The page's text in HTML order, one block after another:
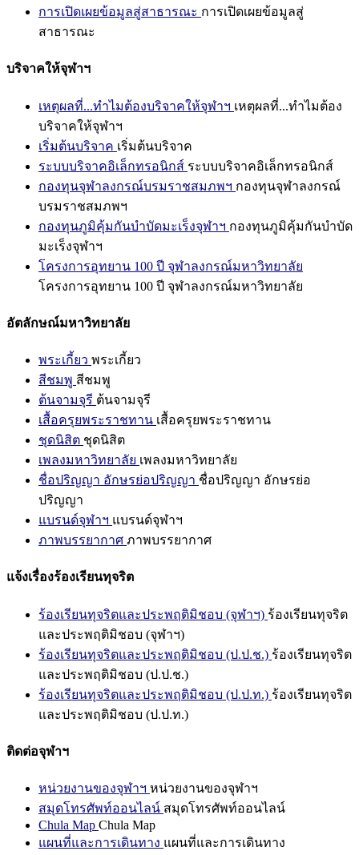
การเปิดเผยข้อมูลสู่สาธารณะ การเปิดเผยข้อมูลสู่
สาธารณะ
บริจาคให้จุฬาฯ
เหตุผลที่...ทำไมต้องบริจาคให้จุฬาฯ เหตุผลที่...ทำไมต้อง
บริจาคให้จุฬาฯ
เริ่มต้นบริจาค เริ่มต้นบริจาค
ระบบบริจาคอิเล็กทรอนิกส์ ระบบบริจาคอิเล็กทรอนิกส์
กองทุนจุฬาลงกรณ์บรมราชสมภพฯ กองทุนจุฬาลงกรณ์
บรมราชสมภพฯ
กองทุนภูมิคุ้มกันบำบัดมะเร็งจุฬาฯ กองทุนภูมิคุ้มกันบำบัด
มะเร็งจุฬาฯ
โครงการอุทยาน 100 ปี จุฬาลงกรณ์มหาวิทยาลัย
โครงการอุทยาน 100 ปี จุฬาลงกรณ์มหาวิทยาลัย
อัตลักษณ์มหาวิทยาลัย
พระเกี้ยว พระเกี้ยว
สีชมพู สีชมพู
ต้นจามจุรี ต้นจามจุรี
เสื้อครุยพระราชทาน เสื้อครุยพระราชทาน
ชุดนิสิต ชุดนิสิต
เพลงมหาวิทยาลัย เพลงมหาวิทยาลัย
ชื่อปริญญา อักษรย่อปริญญา ชื่อปริญญา อักษรย่อ
ปริญญา
แบรนด์จุฬาฯ แบรนด์จุฬาฯ
ภาพบรรยากาศ ภาพบรรยากาศ
แจ้งเรื่องร้องเรียนทุจริต
ร้องเรียนทุจริตและประพฤติมิชอบ (จุฬาฯ) ร้องเรียนทุจริต
และประพฤติมิชอบ (จุฬาฯ)
ร้องเรียนทุจริตและประพฤติมิชอบ (ป.ป.ช.) ร้องเรียนทุจริต
และประพฤติมิชอบ (ป.ป.ช.)
ร้องเรียนทุจริตและประพฤติมิชอบ (ป.ป.ท.) ร้องเรียนทุจริต
และประพฤติมิชอบ (ป.ป.ท.)
ติดต่อจุฬาฯ
หน่วยงานของจุฬาฯ หน่วยงานของจุฬาฯ
สมุดโทรศัพท์ออนไลน์ สมุดโทรศัพท์ออนไลน์
Chula Map Chula Map
แผนที่และการเดินทาง แผนที่และการเดินทาง